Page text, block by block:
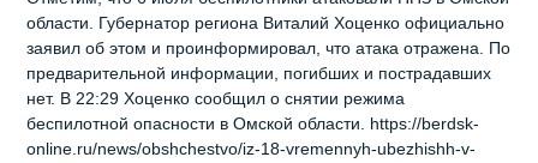
области. Губернатор региона Виталий Хоценко официально
заявил об этом и проинформировал, что атака отражена. По
предварительной информации, погибших и пострадавших
нет. В 22:29 Хоценко сообщил о снятии режима
беспилотной опасности в Омской области. https://berdsk-
online.ru/news/obshchestvo/iz-18-vremennyh-ubezhishh-v-